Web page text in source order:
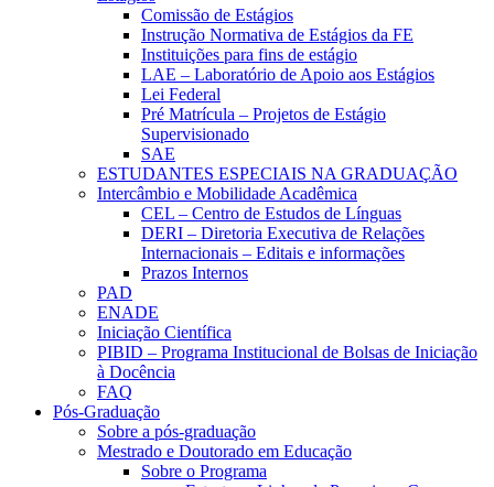
Comissão de Estágios
Instrução Normativa de Estágios da FE
Instituições para fins de estágio
LAE – Laboratório de Apoio aos Estágios
Lei Federal
Pré Matrícula – Projetos de Estágio
Supervisionado
SAE
ESTUDANTES ESPECIAIS NA GRADUAÇÃO
Intercâmbio e Mobilidade Acadêmica
CEL – Centro de Estudos de Línguas
DERI – Diretoria Executiva de Relações
Internacionais – Editais e informações
Prazos Internos
PAD
ENADE
Iniciação Científica
PIBID – Programa Institucional de Bolsas de Iniciação
à Docência
FAQ
Pós-Graduação
Sobre a pós-graduação
Mestrado e Doutorado em Educação
Sobre o Programa